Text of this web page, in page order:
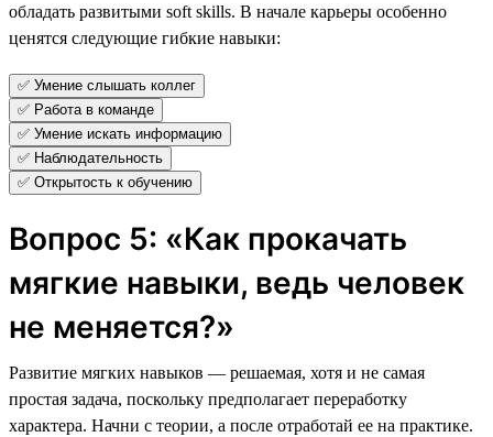
обладать развитыми soft skills. В начале карьеры особенно
ценятся следующие гибкие навыки:
✅ Умение слышать коллег
✅ Работа в команде
✅ Умение искать информацию
✅ Наблюдательность
✅ Открытость к обучению
Вопрос 5: «Как прокачать
мягкие навыки, ведь человек
не меняется?»
Развитие мягких навыков — решаемая, хотя и не самая
простая задача, поскольку предполагает переработку
характера. Начни с теории, а после отработай ее на практике.